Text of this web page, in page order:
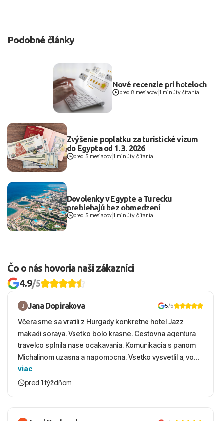
Podobné články
Nové recenzie pri hoteloch
pred 8 mesiacov| 1 minúty čítania
Zvýšenie poplatku za turistické vízum
do Egypta od 1. 3. 2026
pred 5 mesiacov 1 minúty čítania
Dovolenky v Egypte a Turecku
prebiehajú bez obmedzení
pred 5 mesiacov 1 minúty čítania
Čo o nás hovoria naši zákazníci
4.9/5
Jana Dopirakova 5/5
Včera sme sa vratili z Hurgady konkretne hotel Jazz
makadi soraya. Vsetko bolo krasne. Cestovna agentura
travelco splnila nase ocakavania. Komunikacia s panom
Michalinom uzasna a napomocna. Vsetko vysvetlil aj vo
vecernych hodinach zaco sa ospravedlnujem. Hotel
krasny, cisty. Sluzby top. Strava, prostredie, more,
viac
pred 1 týždňom